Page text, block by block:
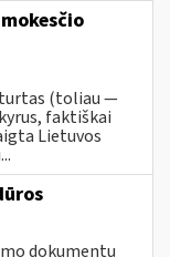
turtas (toliau ―
faktiškai
Lietuvos
dokumentų